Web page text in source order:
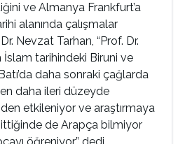
ve Almanya Frankfurt’a
alanında çalışmalar
Nevzat Tarhan, “Prof. Dr.
İslam tarihindeki Biruni ve
daha sonraki çağlarda
daha ileri düzeyde
etkileniyor ve araştırmaya
de Arapça bilmiyor